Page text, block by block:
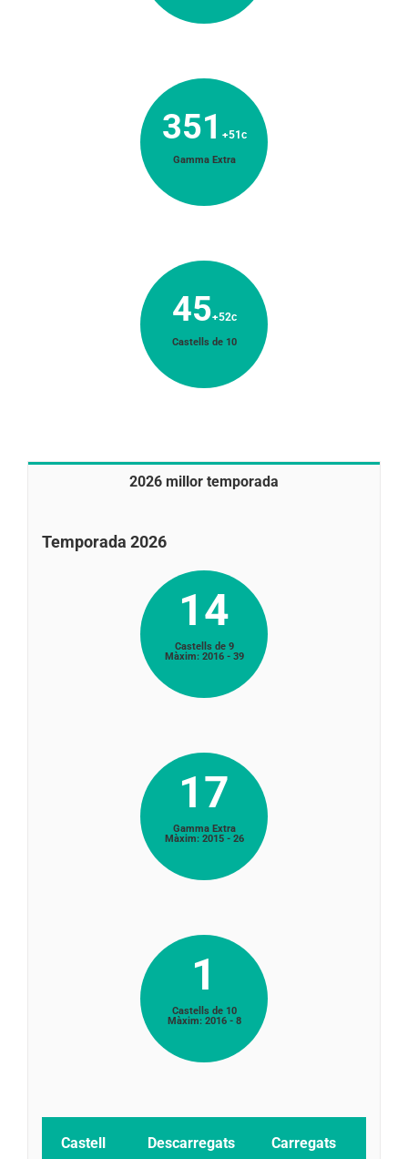
351 +51c
Gamma Extra
45+52c
Castells de 10
2026 millor temporada
Temporada 2026
14
Castells de 9
Màxim: 2016 - 39
17
Gamma Extra
Màxim: 2015 - 26
1
Castells de 10
Màxim: 2016 - 8
Castell Descarregats Carregats